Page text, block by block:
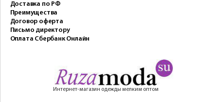
Доставка по РФ
Преимущества
Договор оферта
Письмо директору
Оплата Сбербанк Онлайн
Интернет-магазин одежды мелким оптом